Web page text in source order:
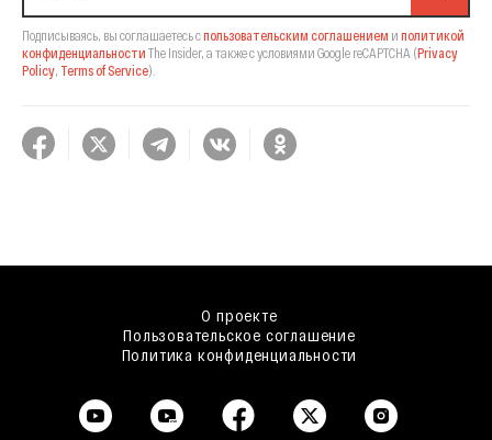
Подписываясь, вы соглашаетесь спользовательским соглашением и политикой
конфиденциальности The Insider, а также с условиями Google reCAPTCHA (Privacy
Policy, Terms of Service).
О проекте
Пользовательское соглашение
Политика конфиденциальности